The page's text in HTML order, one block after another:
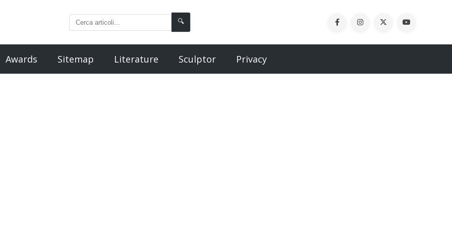
🔍
Awards Sitemap Literature Sculptor Privacy